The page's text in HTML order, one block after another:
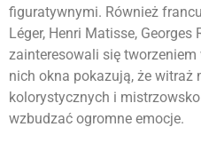
figuratywnymi. Również
Léger, Henri Matisse, Georges
zainteresowali się
nich okna pokazują, że witraż
kolorystycznych i
wzbudzać ogromne emocje.